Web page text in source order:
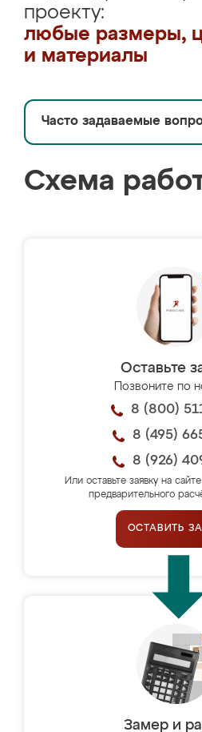
проекту:
любые размеры,
и материалы
Часто задаваемые
Схема
Оставьте
Позвоните по
8 (800)
8 (495)
8 (926)
Или оставьте заявку на
предварительного
ОСТАВИТЬ
Замер и